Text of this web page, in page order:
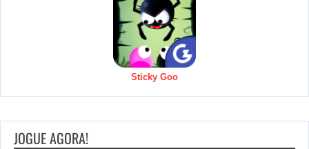
Sticky Goo
JOGUE AGORA!